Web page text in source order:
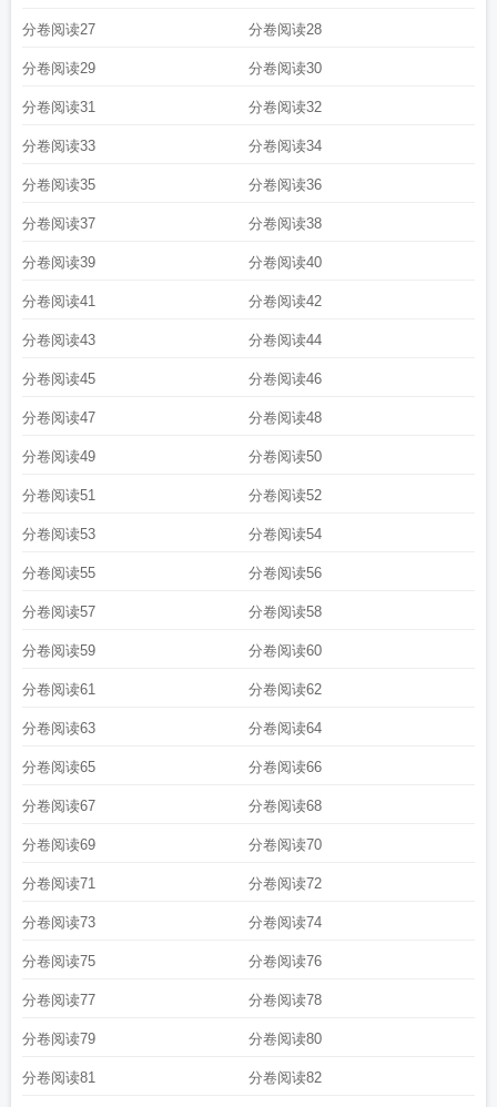
分卷阅读27 分卷阅读28
分卷阅读29 分卷阅读30
分卷阅读31 分卷阅读32
分卷阅读33 分卷阅读34
分卷阅读35 分卷阅读36
分卷阅读37 分卷阅读38
分卷阅读39 分卷阅读40
分卷阅读41 分卷阅读42
分卷阅读43 分卷阅读44
分卷阅读45 分卷阅读46
分卷阅读47 分卷阅读48
分卷阅读49 分卷阅读50
分卷阅读51 分卷阅读52
分卷阅读53 分卷阅读54
分卷阅读55 分卷阅读56
分卷阅读57 分卷阅读58
分卷阅读59 分卷阅读60
分卷阅读61 分卷阅读62
分卷阅读63 分卷阅读64
分卷阅读65 分卷阅读66
分卷阅读67 分卷阅读68
分卷阅读69 分卷阅读70
分卷阅读71 分卷阅读72
分卷阅读73 分卷阅读74
分卷阅读75 分卷阅读76
分卷阅读77 分卷阅读78
分卷阅读79 分卷阅读80
分卷阅读81 分卷阅读82